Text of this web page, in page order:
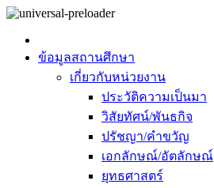
ข้อมูลสถานศึกษา
เกี่ยวกับหน่วยงาน
ประวัติความเป็นมา
วิสัยทัศน์/พันธกิจ
ปรัชญา/คำขวัญ
เอกลักษณ์/อัตลักษณ์
ยุทธศาสตร์